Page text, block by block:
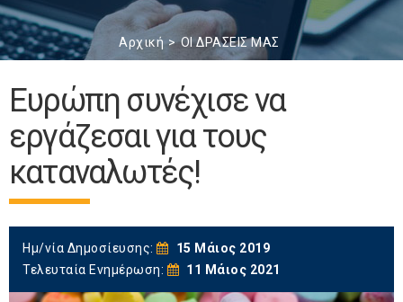
Αρχική ΟΙ ΔΡΑΣΕΙΣ ΜΑΣ
Ευρώπη συνέχισε να
εργάζεσαι για τους
καταναλωτές!
Ημ/νία Δημοσίευσης:
15 Μάιος 2019
Τελευταία Ενημέρωση:
11 Μάιος 2021